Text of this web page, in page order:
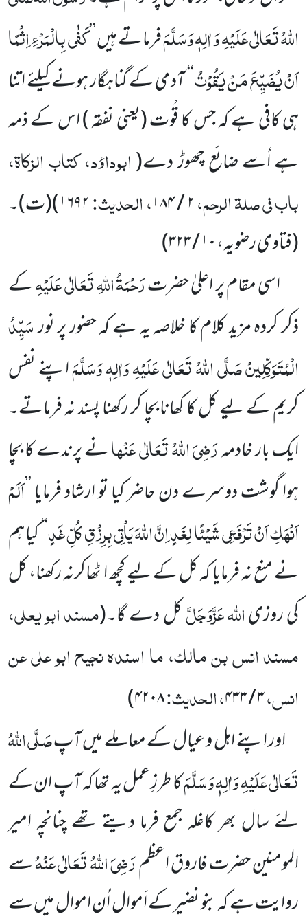
اللہُ تَعَالٰی عَلَیْہِ وَ اٰلِہٖ وَسَلَّمَفرماتے ہیں ’’کَفٰی بِالْمَرْ ءِ اِثْمًا
اَنْ یُضَیِّعَ مَنْ یَقُوْتُ‘‘آدمی کے گناہگار ہونے کیلئے اتنا
ہی کافی ہے کہ جس کا قُوت (یعنی نفقہ ) اس کے ذمہ
ہے اُسے ضائع چھوڑ دے(ابوداؤد، کتاب الزکاۃ،
باب فی صلۃ الرحم،۲ / ۱۸۴ ، الحدیث:۱۶۹۲) (ت)۔
(فتاوی رضویہ،۱۰ / ۳۲۳
)
اسی مقام پر اعلیٰ حضرترَحْمَۃُ اللہِ تَعَالٰی عَلَیْہِکے
ذکر کردہ مزید کلام کا خلاصہ یہ ہے کہ حضور پر نورسَیِّدُ
الْمُتَوَکِّلِینْ صَلَّی اللہُ تَعَالٰی عَلَیْہِ وَاٰلِہٖ وَسَلَّمَاپنے نفس
کریم کے لیے کل کا کھانا بچا کر رکھنا پسند نہ فرماتے۔
ایک بار خادمہرَضِیَ اللہُ تَعَالٰی عَنْہانے پرندے کا بچا
ہوا گوشت دوسرے دن حاضر کیا تو ارشاد فرمایا ’’اَلَمْ
اَنْہَکِ اَنْ تَرْفَعِی شَیْئًا لِغَدٍ اِنَّ اللہَ یَاْتِی بِرِزْقِ کُلِّ غَدٍ‘‘کیا ہم
نے منع نہ فرمایا کہ کل کے لیے کچھ ا ٹھاکرنہ رکھنا، کل
کی روزیاللہ عَزَّوَجَلَّکل دے گا۔(مسند ابو یعلی،
مسند انس بن مالک، ما اسندہ نجیح ابو علی عن
انس،۳ / ۴۳۳ ، الحدیث:۴۲۰۸)
اور اپنے اہل و عیال کے معاملے میں آپصَلَّی اللہُ
تَعَالٰی عَلَیْہِ وَاٰلِہٖ وَسَلَّمَکا طرزِ عمل یہ تھا کہ آپ ان کے
لئے سال بھر کاغلہ جمع فرما دیتے تھے چنانچہ امیر
المومنین حضرت فاروق اعظمرَضِیَ اللہُ تَعَالٰی عَنْہُسے
روایت ہے کہ بنو نضیر کے اَموال اُن اموال میں سے